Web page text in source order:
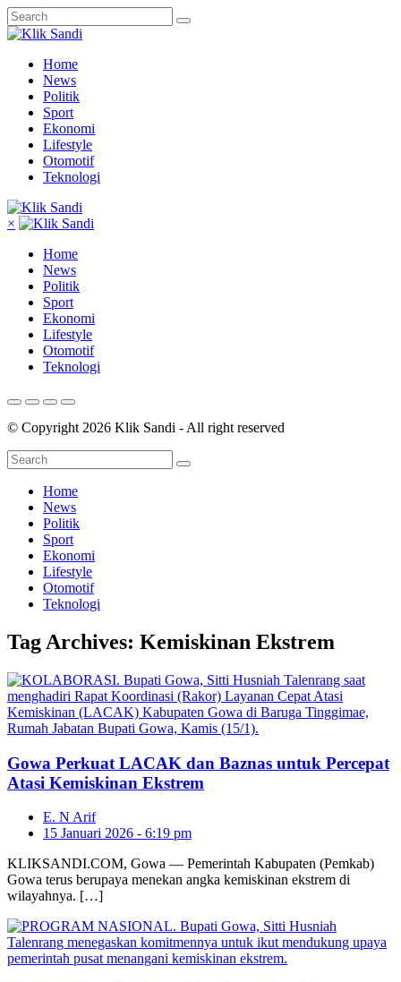
Home
News
Politik
Sport
Ekonomi
Lifestyle
Otomotif
Teknologi
×
Home
News
Politik
Sport
Ekonomi
Lifestyle
Otomotif
Teknologi
© Copyright 2026 Klik Sandi - All right reserved
Home
News
Politik
Sport
Ekonomi
Lifestyle
Otomotif
Teknologi
Tag Archives: Kemiskinan Ekstrem
Gowa Perkuat LACAK dan Baznas untuk Percepat
Atasi Kemiskinan Ekstrem
E. N Arif
15 Januari 2026 - 6:19 pm
KLIKSANDI.COM, Gowa — Pemerintah Kabupaten (Pemkab)
Gowa terus berupaya menekan angka kemiskinan ekstrem di
wilayahnya. […]